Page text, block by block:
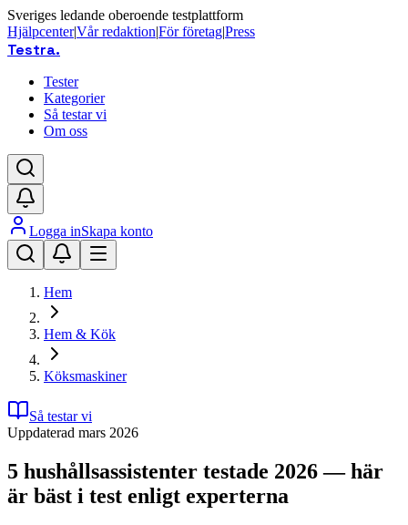
Sveriges ledande oberoende testplattform
Hjälpcenter|Vår redaktion|För företag|Press
Testra.
Tester
Kategorier
Så testar vi
Om oss
Logga inSkapa konto
Hem
Hem & Kök
Köksmaskiner
Så testar vi
Uppdaterad mars 2026
5 hushållsassistenter testade 2026 — här
är bäst i test enligt experterna